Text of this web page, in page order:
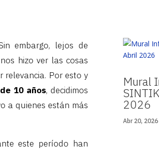
embargo, lejos de
hizo ver las cosas
relevancia. Por esto y
10 años, decidimos
a quienes están más
este período han
Mural
2026
Abr 20, 2026